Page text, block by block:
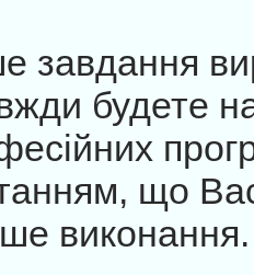
завдання
будете
що
виконання.